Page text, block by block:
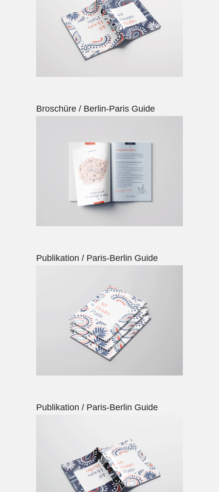
Broschüre / Berlin-Paris Guide
Publikation / Paris-Berlin Guide
Publikation / Paris-Berlin Guide